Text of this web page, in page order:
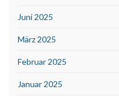
Juni 2025
März 2025
Februar 2025
Januar 2025